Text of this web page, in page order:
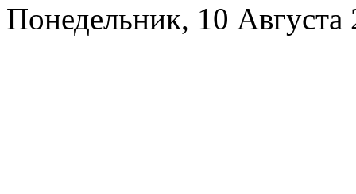
Понедельник, 10 Августа